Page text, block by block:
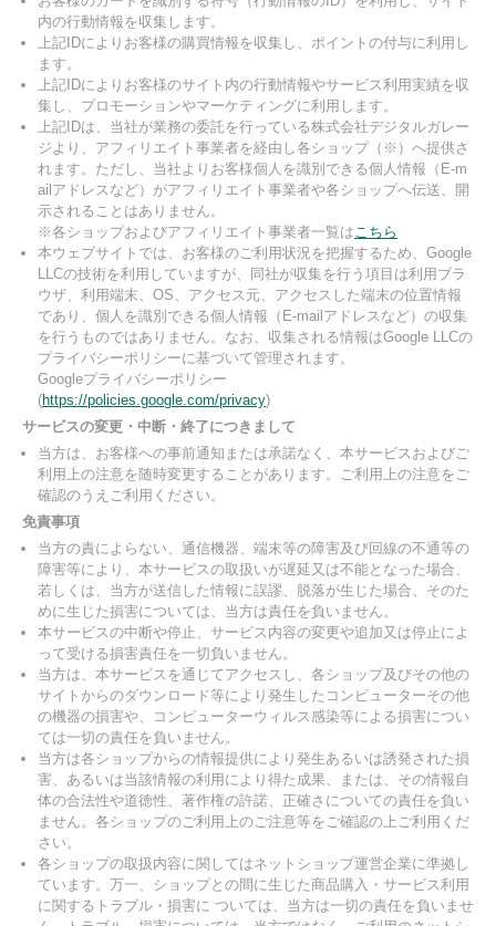
内の行動情報を収集します。
上記IDによりお客様の購買情報を収集し、ポイントの付与に利用し
ます。
上記IDによりお客様のサイト内の行動情報やサービス利用実績を収
集し、プロモーションやマーケティングに利用します。
上記IDは、当社が業務の委託を行っている株式会社デジタルガレー
ジより、アフィリエイト事業者を経由し各ショップ（※）へ提供さ
れます。ただし、当社よりお客様個人を識別できる個人情報（E-m
ailアドレスなど）がアフィリエイト事業者や各ショップへ伝送、開
示されることはありません。
※各ショップおよびアフィリエイト事業者一覧はこちら
本ウェブサイトでは、お客様のご利用状況を把握するため、Google
LLCの技術を利用していますが、同社が収集を行う項目は利用ブラ
ウザ、利用端末、OS、アクセス元、アクセスした端末の位置情報
であり、個人を識別できる個人情報（E-mailアドレスなど）の収集
を行うものではありません。なお、収集される情報はGoogle LLCの
プライバシーポリシーに基づいて管理されます。
Googleプライバシーポリシー
(https://policies.google.com/privacy)
サービスの変更・中断・終了につきまして
当方は、お客様への事前通知または承諾なく、本サービスおよびご
利用上の注意を随時変更することがあります。ご利用上の注意をご
確認のうえご利用ください。
免責事項
当方の責によらない、通信機器、端末等の障害及び回線の不通等の
障害等により、本サービスの取扱いが遅延又は不能となった場合、
若しくは、当方が送信した情報に誤謬、脱落が生じた場合、そのた
めに生じた損害については、当方は責任を負いません。
本サービスの中断や停止、サービス内容の変更や追加又は停止によ
って受ける損害責任を一切負いません。
当方は、本サービスを通じてアクセスし、各ショップ及びその他の
サイトからのダウンロード等により発生したコンピューターその他
の機器の損害や、コンピューターウィルス感染等による損害につい
ては一切の責任を負いません。
当方は各ショップからの情報提供により発生あるいは誘発された損
害、あるいは当該情報の利用により得た成果、または、その情報自
体の合法性や道徳性、著作権の許諾、正確さについての責任を負い
ません。各ショップのご利用上のご注意等をご確認の上ご利用くだ
さい。
各ショップの取扱内容に関してはネットショップ運営企業に準拠し
ています。万一、ショップとの間に生じた商品購入・サービス利用
に関するトラブル・損害に ついては、当方は一切の責任を負いませ